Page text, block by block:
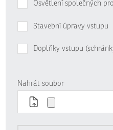
Osvětlení společných
Stavební úpravy vstupu
Doplňky vstupu
Nahrát soubor